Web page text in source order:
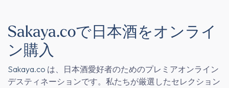
Sakaya.coで日本酒をオンライ
ン購入
Sakaya.co は、日本酒愛好者のためのプレミアオンライン
デスティネーションです。私たちが厳選したセレクション